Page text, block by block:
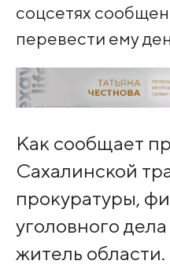
соцсетях
перевести ему
Как сообщает
Сахалинской
прокуратуры,
уголовного
житель